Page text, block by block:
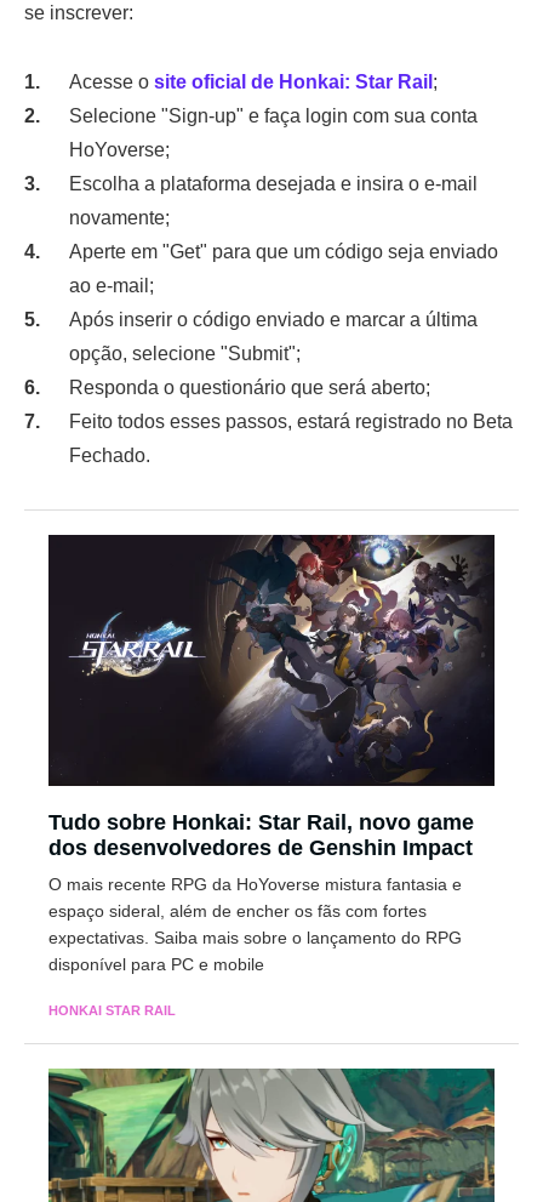
se inscrever:
Acesse o site oficial de Honkai: Star Rail ;
Selecione "Sign-up" e faça login com sua conta
HoYoverse;
Escolha a plataforma desejada e insira o e-mail
novamente;
Aperte em "Get" para que um código seja enviado
ao e-mail;
Após inserir o código enviado e marcar a última
opção, selecione "Submit";
Responda o questionário que será aberto;
Feito todos esses passos, estará registrado no Beta
Fechado.
Tudo sobre Honkai: Star Rail, novo game
dos desenvolvedores de Genshin Impact
O mais recente RPG da HoYoverse mistura fantasia e
espaço sideral, além de encher os fãs com fortes
expectativas. Saiba mais sobre o lançamento do RPG
disponível para PC e mobile
HONKAI STAR RAIL